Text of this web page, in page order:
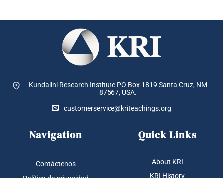
Kundalini Research Institute PO Box 1819 Santa Cruz, NM
87567, USA.
customerservice@kriteachings.org
Navigation
Contáctenos
Quick Links
About KRI
KRI History